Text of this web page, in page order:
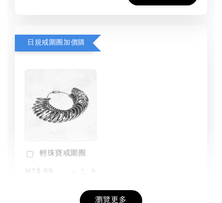
日規戒圍圈加價購
輕珠寶戒圍圈
NT$ 69
+
瀏覽更多